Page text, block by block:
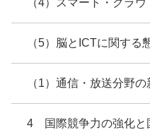
（4）スマート・クラ
（5）脳とICTに関する
（1）通信・放送分野
4 国際競争力の強化と